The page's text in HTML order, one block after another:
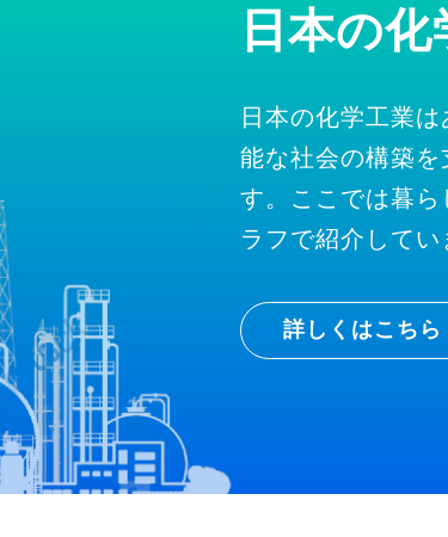
日本の
日本の化学工業
能な社会の構築を
す。ここでは暮
ラフで紹介してい
詳しくはこちら